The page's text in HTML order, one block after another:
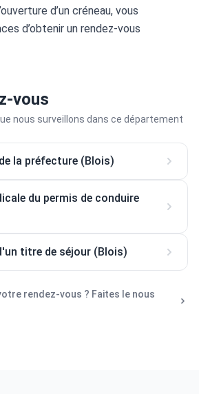
d’un créneau, vous
d’obtenir un rendez-vous
vous
nous surveillons dans ce département
la préfecture (Blois)
du permis de conduire
titre de séjour (Blois)
rendez-vous ? Faites le nous